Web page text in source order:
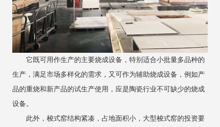
它既可用作生产的主要烧成设备，特别适合小批量多品种的
生产，满足市场多样化的需求，又可作为辅助烧成设备，例如产
品的重烧和新产品的试生产使用，应是陶瓷行业不可缺少的烧成
设备。
此外，梭式窑结构紧凑，占地面积小，大型梭式窑的投资要